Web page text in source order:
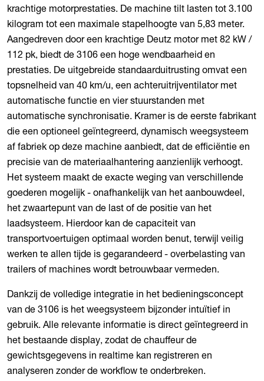
krachtige motorprestaties. De machine tilt lasten tot 3.100
kilogram tot een maximale stapelhoogte van 5,83 meter.
Aangedreven door een krachtige Deutz motor met 82 kW /
112 pk, biedt de 3106 een hoge wendbaarheid en
prestaties. De uitgebreide standaarduitrusting omvat een
topsnelheid van 40 km/u, een achteruitrijventilator met
automatische functie en vier stuurstanden met
automatische synchronisatie. Kramer is de eerste fabrikant
die een optioneel geïntegreerd, dynamisch weegsysteem
af fabriek op deze machine aanbiedt, dat de efficiëntie en
precisie van de materiaalhantering aanzienlijk verhoogt.
Het systeem maakt de exacte weging van verschillende
goederen mogelijk - onafhankelijk van het aanbouwdeel,
het zwaartepunt van de last of de positie van het
laadsysteem. Hierdoor kan de capaciteit van
transportvoertuigen optimaal worden benut, terwijl veilig
werken te allen tijde is gegarandeerd - overbelasting van
trailers of machines wordt betrouwbaar vermeden.
Dankzij de volledige integratie in het bedieningsconcept
van de 3106 is het weegsysteem bijzonder intuïtief in
gebruik. Alle relevante informatie is direct geïntegreerd in
het bestaande display, zodat de chauffeur de
gewichtsgegevens in realtime kan registreren en
analyseren zonder de workflow te onderbreken.